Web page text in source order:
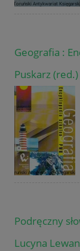
Geografia :
Puskarz (red.)
Podręczny
Lucyna